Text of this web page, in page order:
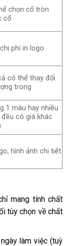
chọn cổ tròn
cổ
phí in logo
có thể thay đổi
trong
1 màu hay nhiều
có giá khác
hình ảnh chi tiết
mang tính chất
tùy chọn về chất
làm việc (tuỳ